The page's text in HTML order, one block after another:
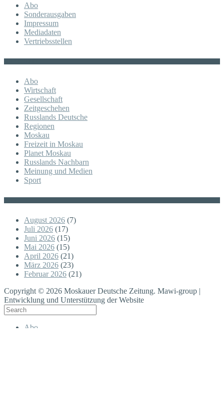
Abo
Sonderausgaben
Impressum
Mediadaten
Vertriebsstellen
Abo
Wirtschaft
Gesellschaft
Zeitgeschehen
Russlands Deutsche
Regionen
Moskau
Freizeit in Moskau
Planet Moskau
Russlands Nachbarn
Meinung und Medien
Sport
August 2026 (7)
Juli 2026 (17)
Juni 2026 (15)
Mai 2026 (15)
April 2026 (21)
März 2026 (23)
Februar 2026 (21)
Copyright © 2026 Moskauer Deutsche Zeitung. Mawi-group |
Entwicklung und Unterstützung der Website
Abo